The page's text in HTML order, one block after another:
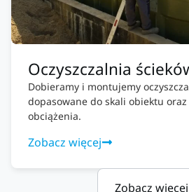
Oczyszczalnia
Dobieramy i montujemy
dopasowane do skali obiektu
obciążenia.
Zobacz więcej
Zobacz więcej